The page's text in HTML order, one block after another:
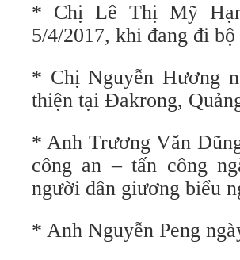
* Chị Lê Thị Mỹ
5/4/2017, khi đang đi
* Chị Nguyễn Hương
thiện tại Đakrong,
* Anh Trương Văn
công an – tấn công
người dân giương biểu
* Anh Nguyễn Peng